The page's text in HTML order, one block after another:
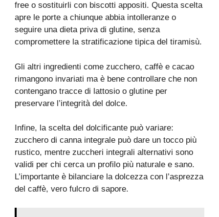
free o sostituirli con biscotti appositi. Questa scelta
apre le porte a chiunque abbia intolleranze o
seguire una dieta priva di glutine, senza
compromettere la stratificazione tipica del tiramisù.
Gli altri ingredienti come zucchero, caffè e cacao
rimangono invariati ma è bene controllare che non
contengano tracce di lattosio o glutine per
preservare l’integrità del dolce.
Infine, la scelta del dolcificante può variare:
zucchero di canna integrale può dare un tocco più
rustico, mentre zuccheri integrali alternativi sono
validi per chi cerca un profilo più naturale e sano.
L’importante è bilanciare la dolcezza con l’asprezza
del caffè, vero fulcro di sapore.